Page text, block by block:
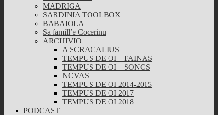
MADRIGA
SARDINIA TOOLBOX
BABAIOLA
Sa famill’e Cocerinu
ARCHIVIO
A SCRACALIUS
TEMPUS DE OI – FAINAS
TEMPUS DE OI – SONOS
NOVAS
TEMPUS DE OI 2014-2015
TEMPUS DE OI 2017
TEMPUS DE OI 2018
PODCAST